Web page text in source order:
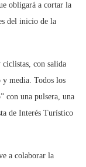
obligará a cortar la
del inicio de la
ciclistas, con salida
y media. Todos los
con una pulsera, una
de Interés Turístico
a colaborar la